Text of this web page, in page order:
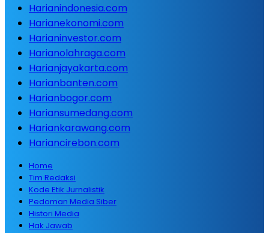
Harianindonesia.com
Harianekonomi.com
Harianinvestor.com
Harianolahraga.com
Harianjayakarta.com
Harianbanten.com
Harianbogor.com
Hariansumedang.com
Hariankarawang.com
Hariancirebon.com
Home
Tim Redaksi
Kode Etik Jurnalistik
Pedoman Media Siber
Histori Media
Hak Jawab